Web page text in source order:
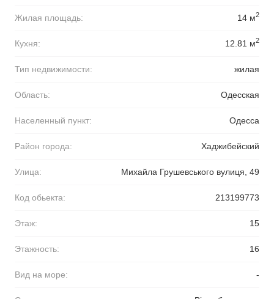
Жилая площадь: 14 м2
Кухня: 12.81 м2
Тип недвижимости: жилая
Область: Одесская
Населенный пункт: Одесса
Район города: Хаджибейский
Улица: Михайла Грушевського вулиця, 49
Код обьекта: 213199773
Этаж: 15
Этажность: 16
Вид на море: -